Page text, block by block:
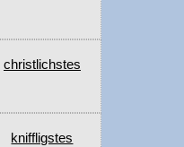
christlichstes
kniffligstes